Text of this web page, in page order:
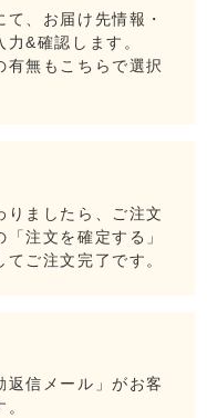
、お届け先情報・
&確認します。
有無もこちらで選択
りましたら、ご注文
注文を確定する」
ご注文完了です。
返信メール」がお客